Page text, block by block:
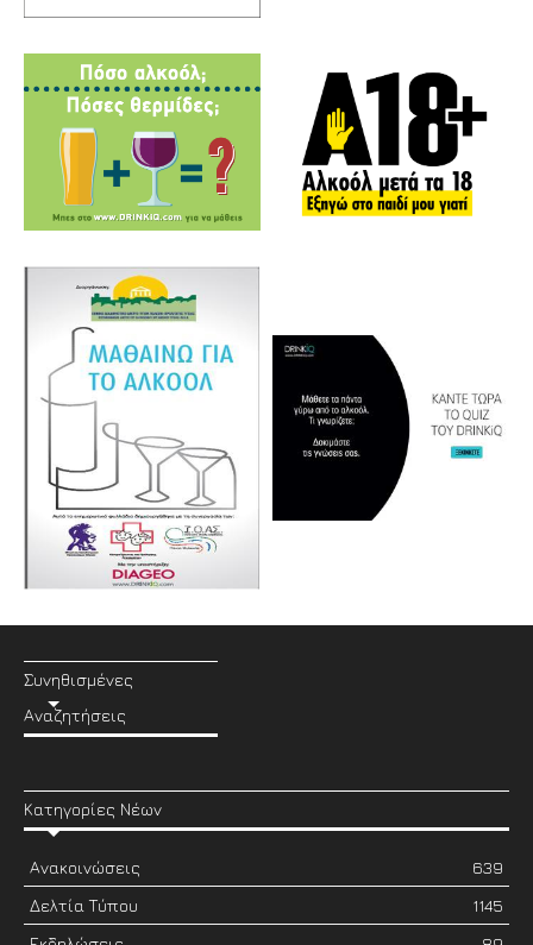
Συνηθισμένες
Αναζητήσεις
Κατηγορίες Νέων
Ανακοινώσεις
639
Δελτία Τύπου
1145